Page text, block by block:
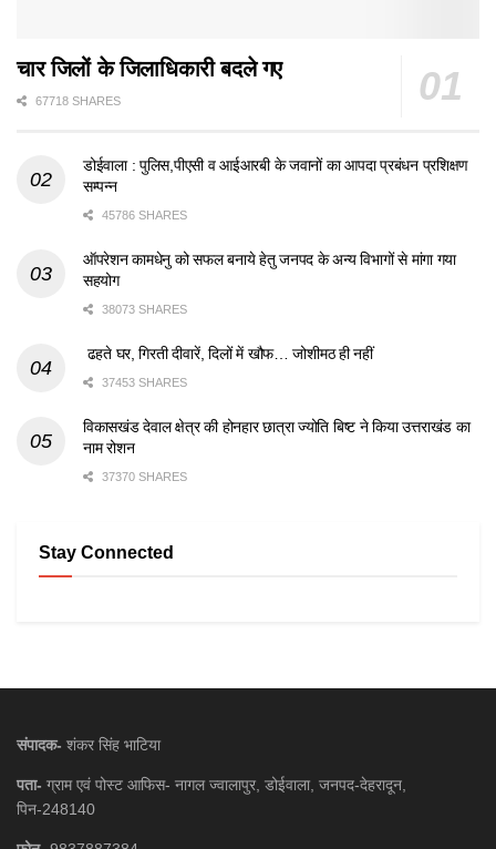
चार जिलों के जिलाधिकारी बदले गए
67718 SHARES
डोईवाला : पुलिस,पीएसी व आईआरबी के जवानों का आपदा प्रबंधन प्रशिक्षण
सम्पन्न
45786 SHARES
ऑपरेशन कामधेनु को सफल बनाये हेतु जनपद के अन्य विभागों से मांगा गया
सहयोग
38073 SHARES
ढहते घर, गिरती दीवारें, दिलों में खौफ… जोशीमठ ही नहीं
37453 SHARES
विकासखंड देवाल क्षेत्र की होनहार छात्रा ज्योति बिष्ट ने किया उत्तराखंड का
नाम रोशन
37370 SHARES
Stay Connected
संपादक- शंकर सिंह भाटिया
पता- ग्राम एवं पोस्ट आफिस- नागल ज्वालापुर, डोईवाला, जनपद-देहरादून,
पिन-248140